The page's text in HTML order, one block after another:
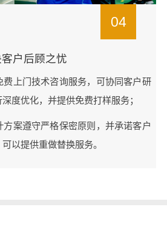
04
户后顾之忧
费上门技术咨询服务，可协同客户研
度优化，并提供免费打样服务；
案遵守严格保密原则，并承诺客户
以提供重做替换服务。